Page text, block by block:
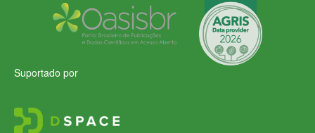
Suportado por